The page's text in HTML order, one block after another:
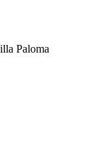
Paloma